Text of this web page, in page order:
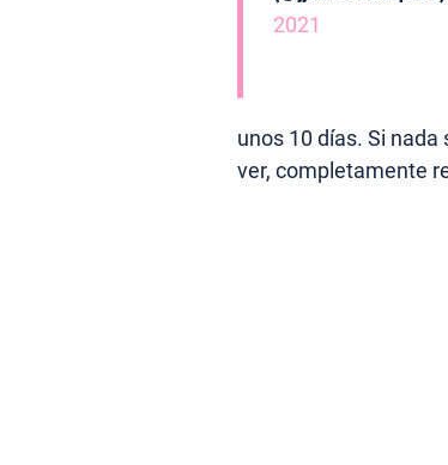
2021
unos 10 días. Si
ver, completamente